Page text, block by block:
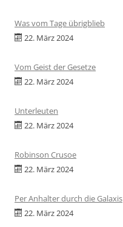
Was vom Tage übrigblieb
22. März 2024
Vom Geist der Gesetze
22. März 2024
Unterleuten
22. März 2024
Robinson Crusoe
22. März 2024
Per Anhalter durch die Galaxis
22. März 2024